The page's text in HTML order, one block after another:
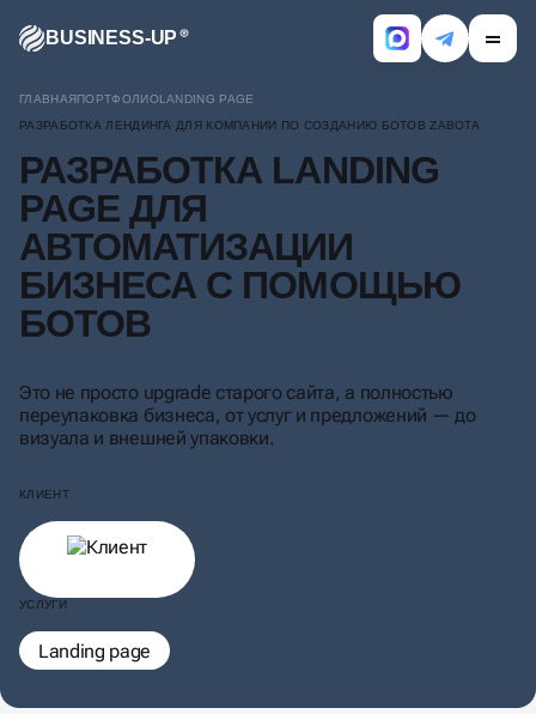
BUSINESS-UP
ГЛАВНАЯПОРТФОЛИОLANDING PAGE
РАЗРАБОТКА ЛЕНДИНГА ДЛЯ КОМПАНИИ ПО СОЗДАНИЮ БОТОВ ZABOTA
РАЗРАБОТКА LANDING
PAGE ДЛЯ
АВТОМАТИЗАЦИИ
БИЗНЕСА С ПОМОЩЬЮ
БОТОВ
Это не просто upgrade старого сайта, а полностью
переупаковка бизнеса, от услуг и предложений — до
визуала и внешней упаковки.
КЛИЕНТ
УСЛУГИ
Landing page